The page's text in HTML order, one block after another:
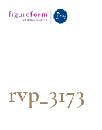
zum
rvp_3173